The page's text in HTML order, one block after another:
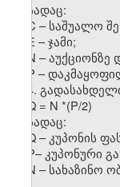
სადაც:
C – საშუალო
E – ჯამი;
N –
P –
4.
Q = N *(P/2)
სადაც:
Q – კუპონის
P– კუპონური
N – სახაზინო